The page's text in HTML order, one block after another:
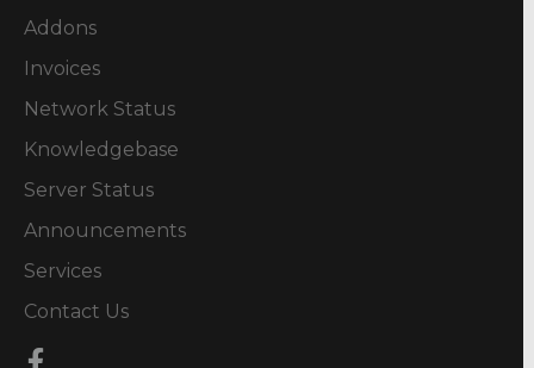
Addons
Invoices
Network Status
Knowledgebase
Server Status
Announcements
Services
Contact Us